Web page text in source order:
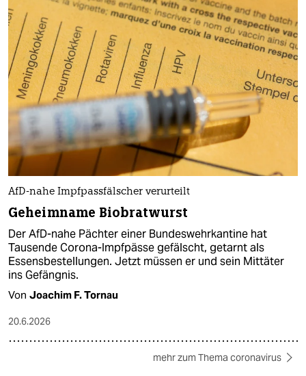
AfD-nahe Impfpassfälscher verurteilt
Geheimname Biobratwurst
Der AfD-nahe Pächter einer Bundeswehrkantine hat
Tausende Corona-Impfpässe gefälscht, getarnt als
Essensbestellungen. Jetzt müssen er und sein Mittäter
ins Gefängnis.
Von Joachim F. Tornau
20.6.2026
mehr zum Thema coronavirus